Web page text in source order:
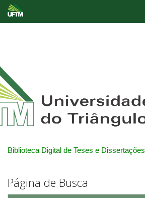
Biblioteca Digital de Teses e Dissertações
Página de Busca